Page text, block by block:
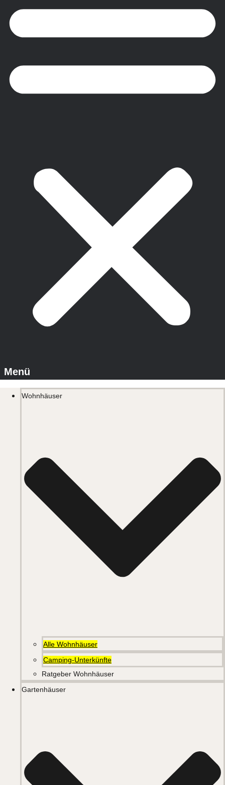
Wohnhäuser
Alle Wohnhäuser
Camping-Unterkünfte
Ratgeber Wohnhäuser
Gartenhäuser